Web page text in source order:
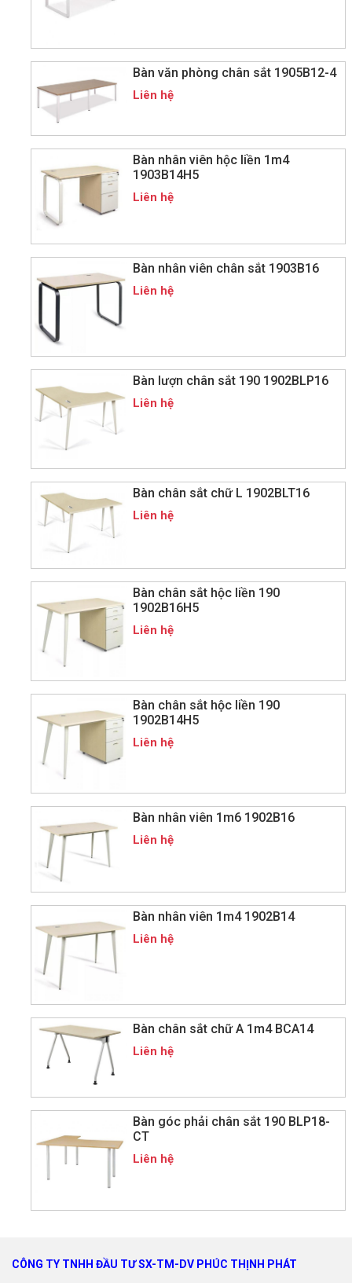
Bàn văn phòng chân sắt 1905B12-4
Liên hệ
Bàn nhân viên hộc liền 1m4
1903B14H5
Liên hệ
Bàn nhân viên chân sắt 1903B16
Liên hệ
Bàn lượn chân sắt 190 1902BLP16
Liên hệ
Bàn chân sắt chữ L 1902BLT16
Liên hệ
Bàn chân sắt hộc liền 190
1902B16H5
Liên hệ
Bàn chân sắt hộc liền 190
1902B14H5
Liên hệ
Bàn nhân viên 1m6 1902B16
Liên hệ
Bàn nhân viên 1m4 1902B14
Liên hệ
Bàn chân sắt chữ A 1m4 BCA14
Liên hệ
Bàn góc phải chân sắt 190 BLP18-
CT
Liên hệ
CÔNG TY TNHH ĐẦU TƯ SX-TM-DV PHÚC THỊNH PHÁT